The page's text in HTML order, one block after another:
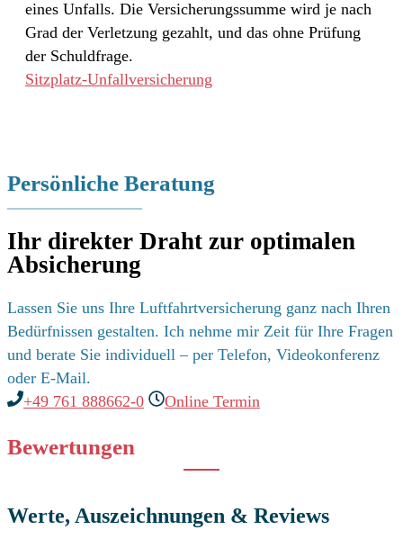
eines Unfalls. Die Versicherungssumme wird je nach
Grad der Verletzung gezahlt, und das ohne Prüfung
der Schuldfrage.
Sitzplatz-Unfall­versicherung
Persönliche Beratung
Ihr direkter Draht zur optimalen
Absicherung
Lassen Sie uns Ihre Luftfahrtversicherung ganz nach Ihren
Bedürfnissen gestalten. Ich nehme mir Zeit für Ihre Fragen
und berate Sie individuell – per Telefon, Videokonferenz
oder E-Mail.
+49 761 888662-0
Online Termin
Bewertungen
Werte, Auszeichnungen & Reviews